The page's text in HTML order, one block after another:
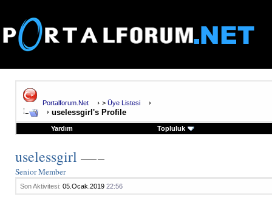
Portalforum.Net > Üye Listesi
uselessgirl's Profile
Yardım Topluluk
uselessgirl
Senior Member
Son Aktivitesi: 05.Ocak.2019 22:56